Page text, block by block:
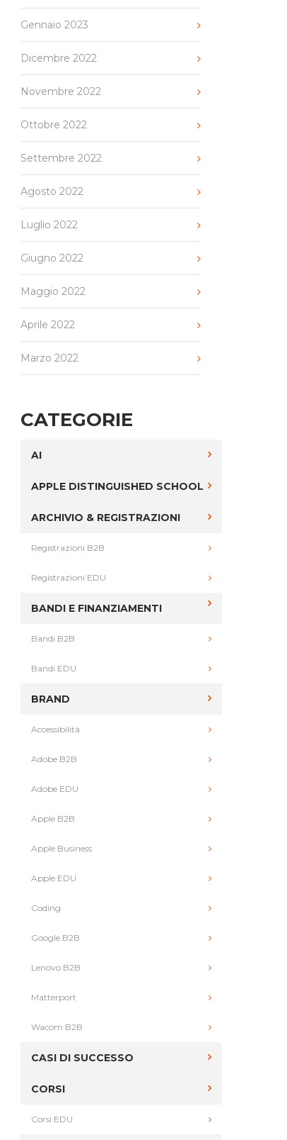
Gennaio 2023
Dicembre 2022
Novembre 2022
Ottobre 2022
Settembre 2022
Agosto 2022
Luglio 2022
Giugno 2022
Maggio 2022
Aprile 2022
Marzo 2022
CATEGORIE
AI
APPLE DISTINGUISHED SCHOOL
ARCHIVIO & REGISTRAZIONI
Registrazioni B2B
Registrazioni EDU
BANDI E FINANZIAMENTI
Bandi B2B
Bandi EDU
BRAND
Accessibilità
Adobe B2B
Adobe EDU
Apple B2B
Apple Business
Apple EDU
Coding
Google B2B
Lenovo B2B
Matterport
Wacom B2B
CASI DI SUCCESSO
CORSI
Corsi EDU